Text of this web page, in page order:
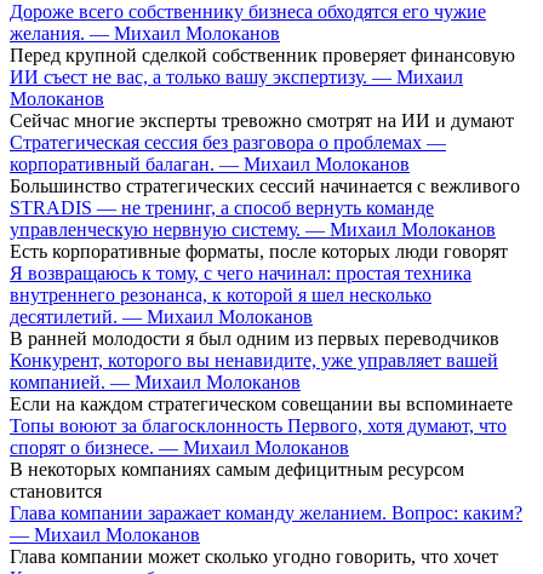
Дороже всего собственнику бизнеса обходятся его чужие
желания. — Михаил Молоканов
Перед крупной сделкой собственник проверяет финансовую
ИИ съест не вас, а только вашу экспертизу. — Михаил
Молоканов
Сейчас многие эксперты тревожно смотрят на ИИ и думают
Стратегическая сессия без разговора о проблемах —
корпоративный балаган. — Михаил Молоканов
Большинство стратегических сессий начинается с вежливого
STRADIS — не тренинг, а способ вернуть команде
управленческую нервную систему. — Михаил Молоканов
Есть корпоративные форматы, после которых люди говорят
Я возвращаюсь к тому, с чего начинал: простая техника
внутреннего резонанса, к которой я шел несколько
десятилетий. — Михаил Молоканов
В ранней молодости я был одним из первых переводчиков
Конкурент, которого вы ненавидите, уже управляет вашей
компанией. — Михаил Молоканов
Если на каждом стратегическом совещании вы вспоминаете
Топы воюют за благосклонность Первого, хотя думают, что
спорят о бизнесе. — Михаил Молоканов
В некоторых компаниях самым дефицитным ресурсом
становится
Глава компании заражает команду желанием. Вопрос: каким?
— Михаил Молоканов
Глава компании может сколько угодно говорить, что хочет